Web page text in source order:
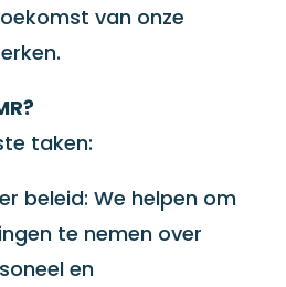
van onze
taken:
beleid: We helpen om
te nemen over
en